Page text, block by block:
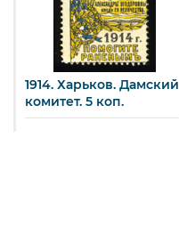
1914. Харьков. Дамский
комитет. 5 коп.